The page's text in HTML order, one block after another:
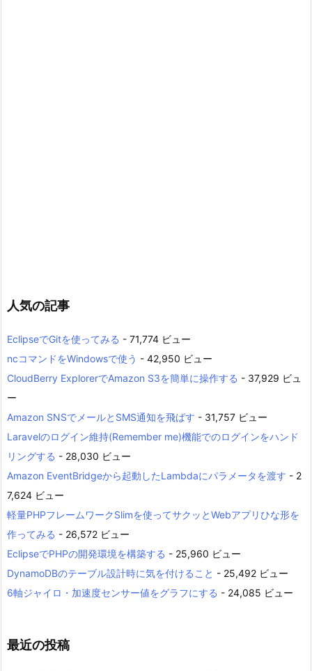
人気の記事
EclipseでGitを使ってみる - 71,774 ビュー
ncコマンドをWindowsで使う - 42,950 ビュー
CloudBerry ExplorerでAmazon S3を簡単に操作する - 37,929 ビュ
ー
Amazon SNSでメールとSMS通知を飛ばす - 31,757 ビュー
Laravelのログイン維持(Remember me)機能でのログインをハンド
リングする - 28,030 ビュー
Amazon EventBridgeから起動したLambdaにパラメータを渡す - 2
7,624 ビュー
軽量PHPフレームワークSlimを使ってサクッとWebアプリひな形を
作ってみる - 26,572 ビュー
EclipseでPHPの開発環境を構築する - 25,960 ビュー
DynamoDBのテーブル設計時に気を付けること - 25,492 ビュー
6軸ジャイロ・加速度センサー値をグラフにする - 24,085 ビュー
最近の投稿